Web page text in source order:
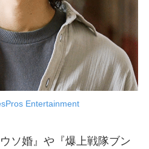
Entertainment
ソ婚』や『爆上戦隊ブン